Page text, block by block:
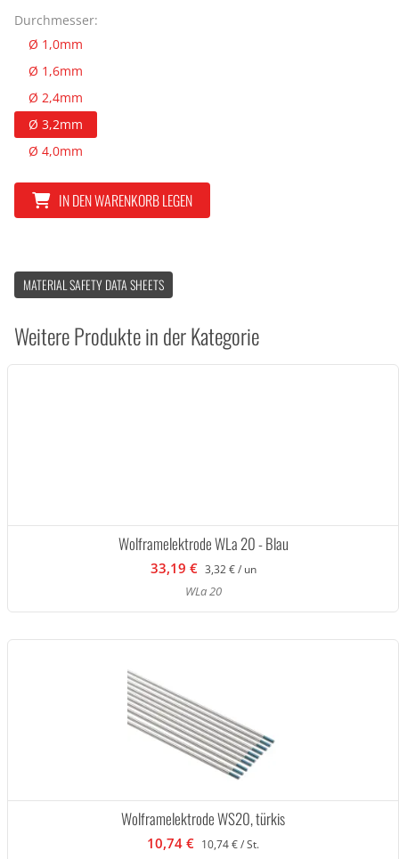
Durchmesser:
Ø 1,0mm
Ø 1,6mm
Ø 2,4mm
Ø 3,2mm
Ø 4,0mm
IN DEN WARENKORB LEGEN
MATERIAL SAFETY DATA SHEETS
Weitere Produkte in der Kategorie
Wolframelektrode WLa 20 - Blau
33,19 € 3,32 € / un
WLa 20
Wolframelektrode WS20, türkis
10,74 € 10,74 € / St.